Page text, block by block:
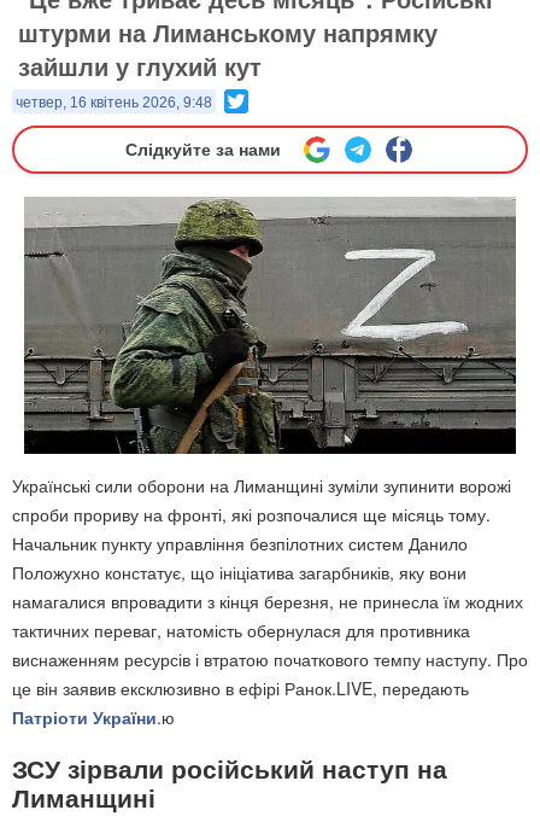
штурми на Лиманському напрямку
зайшли у глухий кут
четвер, 16 квітень 2026, 9:48
Слідкуйте за нами
Українські сили оборони на Лиманщині зуміли зупинити ворожі
спроби прориву на фронті, які розпочалися ще місяць тому.
Начальник пункту управління безпілотних систем Данило
Положухно констатує, що ініціатива загарбників, яку вони
намагалися впровадити з кінця березня, не принесла їм жодних
тактичних переваг, натомість обернулася для противника
виснаженням ресурсів і втратою початкового темпу наступу. Про
це він заявив ексклюзивно в ефірі Ранок.LIVE, передають
Патріоти України.ю
ЗСУ зірвали російський наступ на
Лиманщині